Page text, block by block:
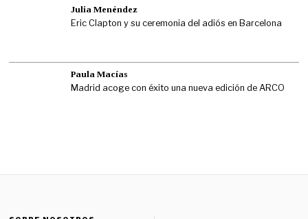
Julia Menéndez
Eric Clapton y su ceremonia del adiós en Barcelona
Paula Macías
Madrid acoge con éxito una nueva edición de ARCO